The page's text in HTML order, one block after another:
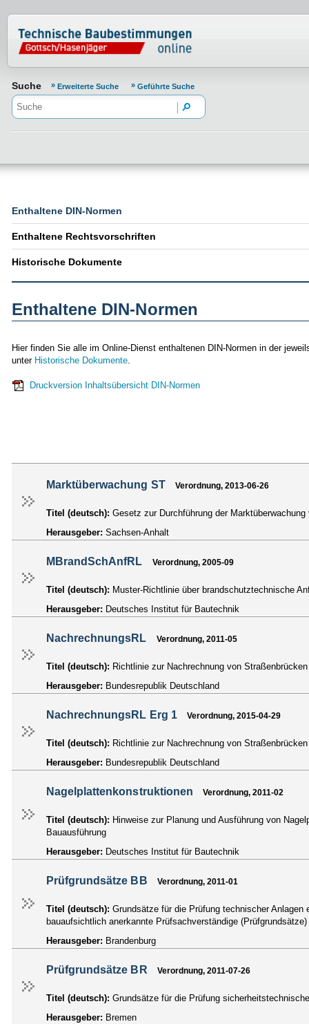
Normenportal Barrierefreiheit
Suche Erweiterte Suche Geführte Suche
Enthaltene DIN-Normen
Enthaltene Rechtsvorschriften
Historische Dokumente
Enthaltene DIN-Normen
Hier finden Sie alle im Online-Dienst enthaltenen DIN-Normen in der
unter Historische Dokumente.
Druckversion Inhaltsübersicht DIN-Normen
Marktüberwachung ST Verordnung, 2013-06-26
Titel (deutsch): Gesetz zur Durchführung der
Herausgeber: Sachsen-Anhalt
MBrandSchAnfRL Verordnung, 2005-09
Titel (deutsch): Muster-Richtlinie über brandschutztechnische
Herausgeber: Deutsches Institut für Bautechnik
NachrechnungsRL Verordnung, 2011-05
Titel (deutsch): Richtlinie zur Nachrechnung von
Herausgeber: Bundesrepublik Deutschland
NachrechnungsRL Erg 1 Verordnung, 2015-04-29
Titel (deutsch): Richtlinie zur Nachrechnung von
Herausgeber: Bundesrepublik Deutschland
Nagelplattenkonstruktionen Verordnung, 2011-02
Titel (deutsch): Hinweise zur Planung und Ausführung von
Bauausführung
Herausgeber: Deutsches Institut für Bautechnik
Prüfgrundsätze BB Verordnung, 2011-01
Titel (deutsch): Grundsätze für die Prüfung technischer
bauaufsichtlich anerkannte Prüfsachverständige (Prüfgrundsätze)
Herausgeber: Brandenburg
Prüfgrundsätze BR Verordnung, 2011-07-26
Titel (deutsch): Grundsätze für die Prüfung
Herausgeber: Bremen